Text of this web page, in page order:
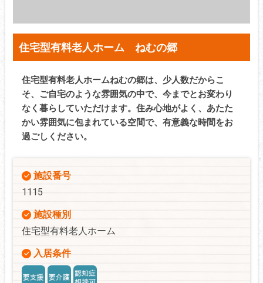
住宅型有料老人ホーム ねむの郷
住宅型有料老人ホームねむの郷は、少人数だからこ
そ、ご自宅のような雰囲気の中で、今までとお変わり
なく暮らしていただけます。住み心地がよく、あたた
かい雰囲気に包まれている空間で、有意義な時間をお
過ごしください。
施設番号
1115
施設種別
住宅型有料老人ホーム
入居条件